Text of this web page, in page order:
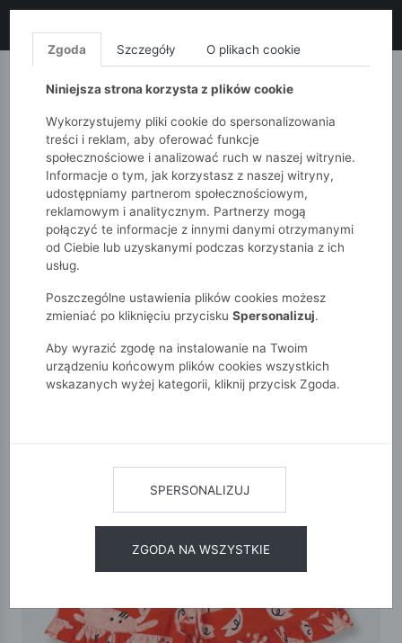
MONNARI QUIOSQUE
51015kids
Dziewczynki 2-7 lat
Szorty dziewczęce w kraby
Zgoda Szczegóły O plikach cookie
Niniejsza strona korzysta z plików cookie
Wykorzystujemy pliki cookie do spersonalizowania
treści i reklam, aby oferować funkcje
społecznościowe i analizować ruch w naszej witrynie.
Informacje o tym, jak korzystasz z naszej witryny,
udostępniamy partnerom społecznościowym,
reklamowym i analitycznym. Partnerzy mogą
połączyć te informacje z innymi danymi otrzymanymi
od Ciebie lub uzyskanymi podczas korzystania z ich
usług.
Poszczególne ustawienia plików cookies możesz
zmieniać po kliknięciu przycisku Spersonalizuj.
Aby wyrazić zgodę na instalowanie na Twoim
urządzeniu końcowym plików cookies wszystkich
wskazanych wyżej kategorii, kliknij przycisk Zgoda.
SPERSONALIZUJ
ZGODA NA WSZYSTKIE